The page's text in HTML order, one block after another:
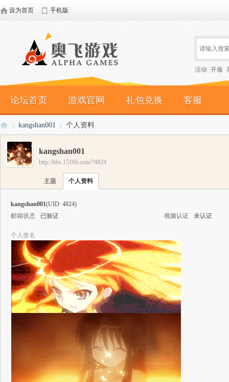
设为首页 手机版
活动 开服
论坛首页 游戏官网 礼包兑换 客服
奥›
kangshan001 个人资料
kangshan001
http://bbs.15166.com/?4824
主题 个人资料
kangshan001(UID: 4824)
邮箱状态
已验证 视频认证 未认证
个人签名